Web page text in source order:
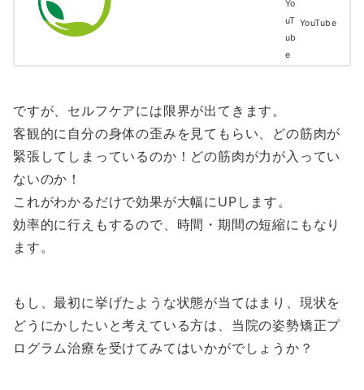
YouTube
ですが、セルフケアには限界が出てきます。
客観的に自分の身体の歪みを見てもらい、どの筋肉が
緊張してしまっているのか！どの筋肉が力が入ってい
ないのか！
これがわかるだけで効果が大幅にUPします。
効率的に行えもするので、時間・期間の短縮にもなり
ます。
もし、最初に挙げたような状態が当てはまり、現状を
どうにかしたいと考えている方は、当院の姿勢矯正プ
ログラム治療を受けてみてはいかがでしょうか？